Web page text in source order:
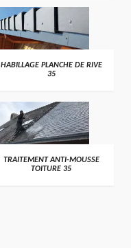
HABILLAGE PLANCHE DE RIVE
35
TRAITEMENT ANTI-MOUSSE
TOITURE 35